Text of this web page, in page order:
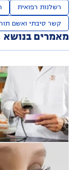
רשלנות רפואית
קשר סיבתי ואשם
מאמרים בנושא